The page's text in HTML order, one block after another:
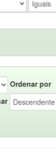
Ordenar por